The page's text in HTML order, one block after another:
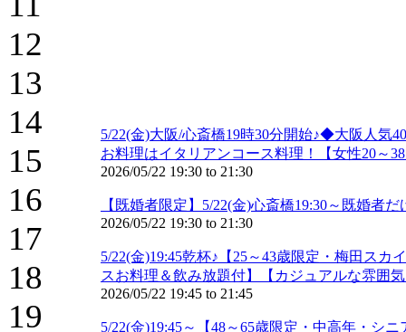
12
13
14
15
16
17
18
19
5/22(金)大阪/心斎橋19時30分開始♪◆大阪人
お料理はイタリアンコース料理！【女性20～
2026/05/22 19:30 to 21:30
【既婚者限定】5/22(金)心斎橋19:30～既婚者
2026/05/22 19:30 to 21:30
5/22(金)19:45乾杯♪【25～43歳限定・梅田ス
スお料理＆飲み放題付】【カジュアルな雰囲
2026/05/22 19:45 to 21:45
5/22(金)19:45～【48～65歳限定・中高年・シ